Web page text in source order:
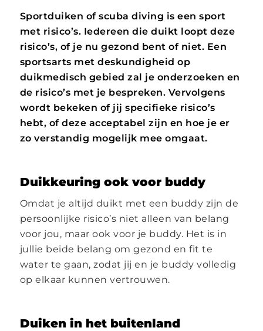
Sportduiken ofscuba diving is een sport
met risico’s. Iedereen die duikt loopt deze
risico’s, of je nu gezond bent of niet. Een
sportsarts met deskundigheid op
duikmedisch gebied zal je onderzoeken en
de risico’s met je bespreken. Vervolgens
wordt bekeken of jij specifieke risico’s
hebt, of deze acceptabel zijn en hoe je er
zo verstandig mogelijk mee omgaat.
Duikkeuring ook voor buddy
Omdat je altijd duikt met een buddy zijn de
persoonlijke risico’s niet alleen van belang
voor jou, maar ook voor je buddy. Het is in
jullie beide belang om gezond en fit te
water te gaan, zodat jij en je buddy volledig
op elkaar kunnen vertrouwen.
Duiken in het buitenland